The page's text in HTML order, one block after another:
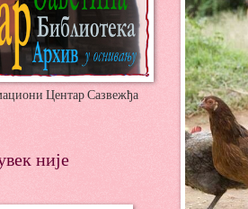
Центар Сазвежђа
није